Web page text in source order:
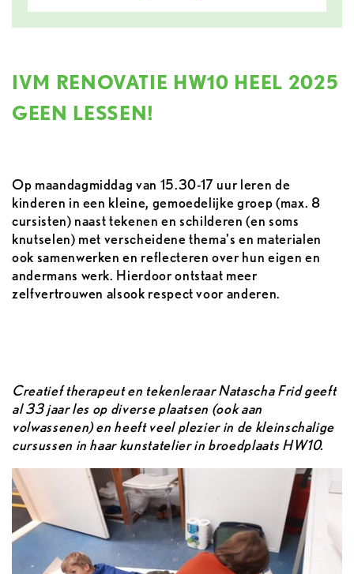
IVM RENOVATIE HW10 HEEL 2025
GEEN LESSEN!
Op maandagmiddag van 15.30-17 uur leren de
kinderen in een kleine, gemoedelijke groep (max. 8
cursisten) naast tekenen en schilderen (en soms
knutselen) met verscheidene thema's en materialen
ook samenwerken en reflecteren over hun eigen en
andermans werk. Hierdoor ontstaat meer
zelfvertrouwen alsook respect voor anderen.
Creatief therapeut en tekenleraar Natascha Frid geeft
al 33 jaar les op diverse plaatsen (ook aan
volwassenen) en heeft veel plezier in de kleinschalige
cursussen in haar kunstatelier in broedplaats HW10.